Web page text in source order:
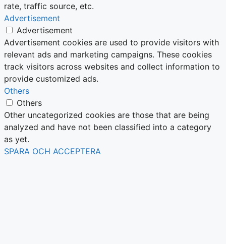
rate, traffic source, etc.
Advertisement
Advertisement
Advertisement cookies are used to provide visitors with
relevant ads and marketing campaigns. These cookies
track visitors across websites and collect information to
provide customized ads.
Others
Others
Other uncategorized cookies are those that are being
analyzed and have not been classified into a category
as yet.
SPARA OCH ACCEPTERA